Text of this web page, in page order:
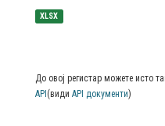
XLSX
До овој регистар можете исто
API (види API документи)